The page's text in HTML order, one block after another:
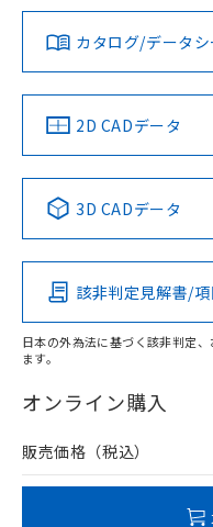
カタログ/データ
2D CADデータ
3D CADデータ
該非判定見解書/
日本の外為法に基づく該非判定
ます。
オンライン購入
販売価格（税込）
既に当社にて対
していることか
り、2022年1月
す。